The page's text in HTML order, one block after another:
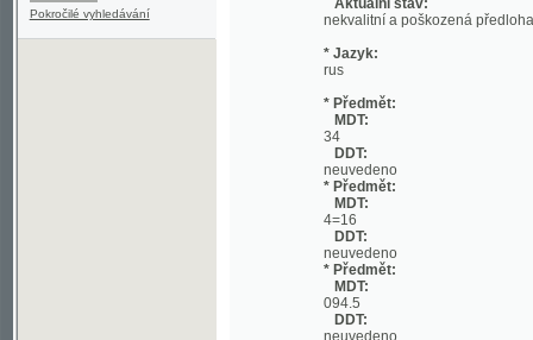
MDT:
DDT:
* Předmět:
MDT:
4=16
neuvedeno
* Předmět:
MDT:
094.5
DDT:
neuvedeno
* Předmět:
MDT:
DDT:
neuvedeno
* Předmět: